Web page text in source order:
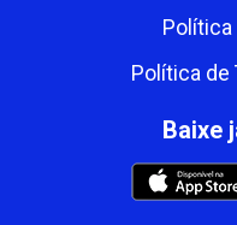
Política
Política de
Baixe